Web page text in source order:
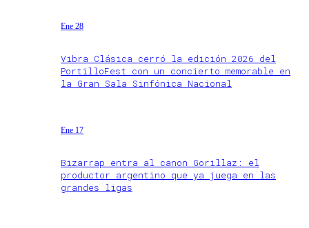
Ene 28
Vibra Clásica cerró la edición 2026 del
PortilloFest con un concierto memorable en
la Gran Sala Sinfónica Nacional
Ene 17
Bizarrap entra al canon Gorillaz: el
productor argentino que ya juega en las
grandes ligas